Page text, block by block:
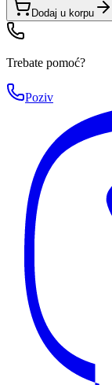
Dodaj u korpu
Trebate pomoć?
Poziv